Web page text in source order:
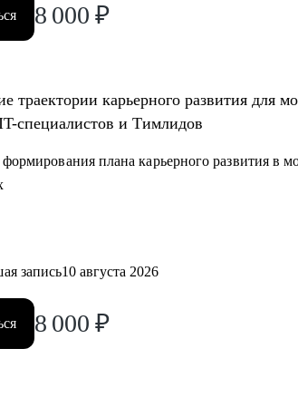
8 000 ₽
траектории карьерного развития для
специалистов и Тимлидов
формирования плана карьерного развития в
запись10 августа 2026
8 000 ₽